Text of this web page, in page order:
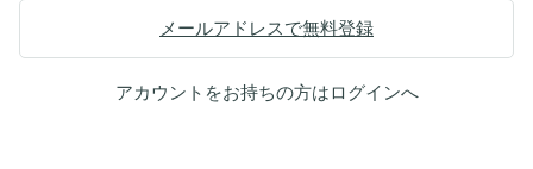
メールアドレスで無料登録
アカウントをお持ちの方はログインへ